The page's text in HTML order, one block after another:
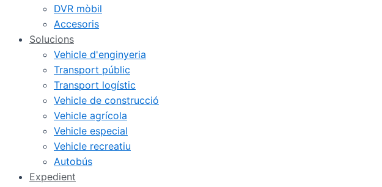
DVR mòbil
Accesoris
Solucions
Vehicle d'enginyeria
Transport públic
Transport logístic
Vehicle de construcció
Vehicle agrícola
Vehicle especial
Vehicle recreatiu
Autobús
Expedient